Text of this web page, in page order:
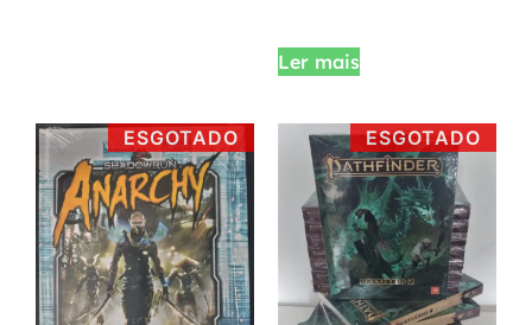
Ler mais
ESGOTADO ESGOTADO